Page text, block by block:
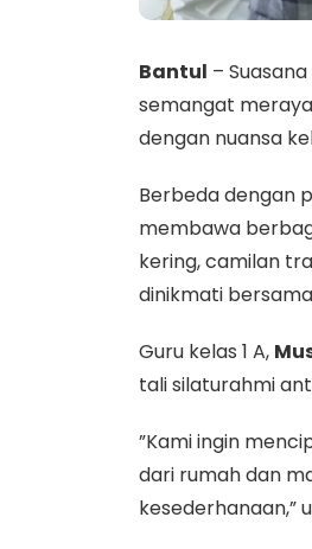
Bantul –
semangat
dengan nuansa
​Berbeda dengan
membawa
kering, camilan
dinikmati
​Guru kelas 1 A,
tali silaturahmi
​”Kami ingin
dari rumah dan
kesederhanaan,”